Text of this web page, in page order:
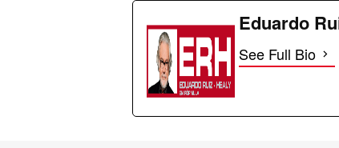
Eduardo
See Full Bio